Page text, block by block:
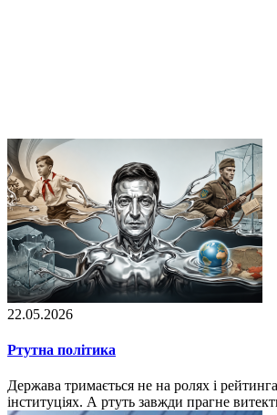
22.05.2026
Ртутна політика
Держава тримається не на ролях і
інституціях. А ртуть завжди прагне